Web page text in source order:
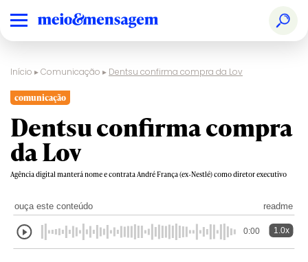
Início ▸Comunicação ▸ Dentsu confirma compra da Lov
comunicação
Dentsu confirma compra
da Lov
Agência digital manterá nome e contrata André França (ex-Nestlé) como diretor executivo
ouça este conteúdo readme
0:00 1.0x